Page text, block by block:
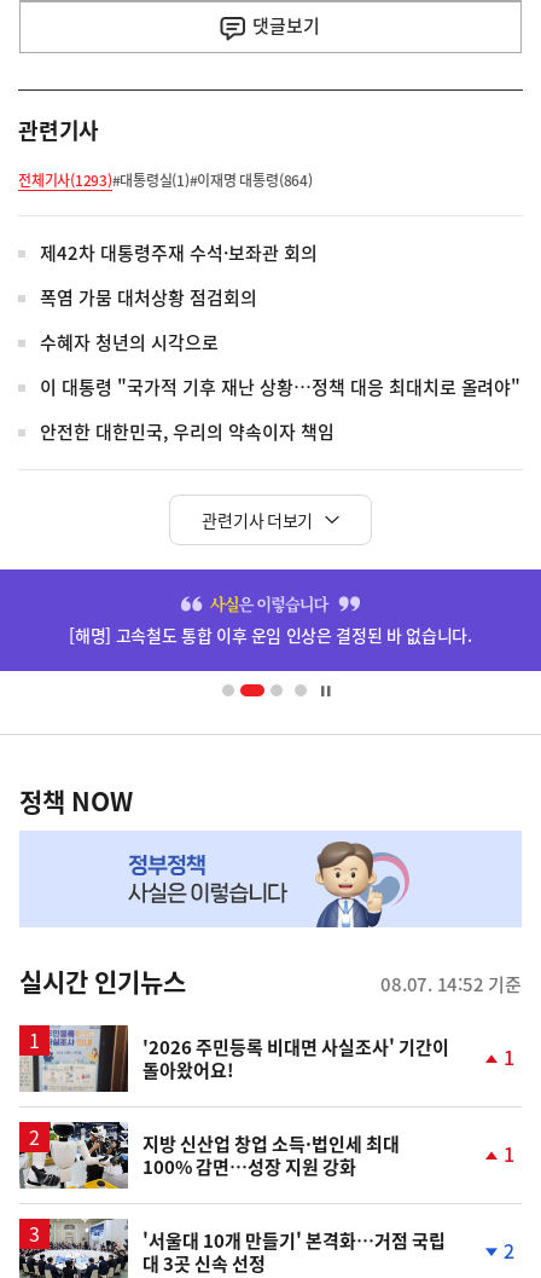
댓글보기
관련기사
전체기사(1293)#대통령실(1)#이재명 대통령(864)
제42차 대통령주재 수석·보좌관 회의
폭염 가뭄 대처상황 점검회의
수혜자 청년의 시각으로
이 대통령 "국가적 기후 재난 상황…정책 대응 최대치로 올려야"
안전한 대한민국, 우리의 약속이자 책임
관련기사 더보기
영
[해명] 고속철도 통합 이후 운임 인상은 결정된 바 없습니다.
책
NOW,
뉴
스
정책 NOW
실시간 인기뉴스 08.07. 14:52 기준
'2026 주민등록 비대면 사실조사' 기간이
돌아왔어요!
1
지방 신산업 창업 소득·법인세 최대
100% 감면…성장 지원 강화
1
'서울대 10개 만들기' 본격화…거점 국립
대 3곳 신속 선정
2